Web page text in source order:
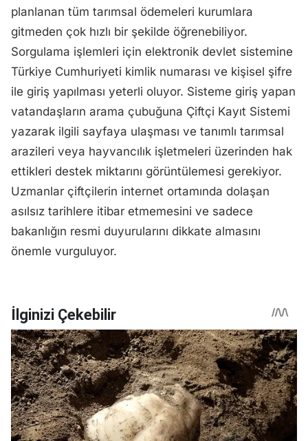
planlanan tüm tarımsal ödemeleri kurumlara
gitmeden çok hızlı bir şekilde öğrenebiliyor.
Sorgulama işlemleri için elektronik devlet sistemine
Türkiye Cumhuriyeti kimlik numarası ve kişisel şifre
ile giriş yapılması yeterli oluyor. Sisteme giriş yapan
vatandaşların arama çubuğuna Çiftçi Kayıt Sistemi
yazarak ilgili sayfaya ulaşması ve tanımlı tarımsal
arazileri veya hayvancılık işletmeleri üzerinden hak
ettikleri destek miktarını görüntülemesi gerekiyor.
Uzmanlar çiftçilerin internet ortamında dolaşan
asılsız tarihlere itibar etmemesini ve sadece
bakanlığın resmi duyurularını dikkate almasını
önemle vurguluyor.